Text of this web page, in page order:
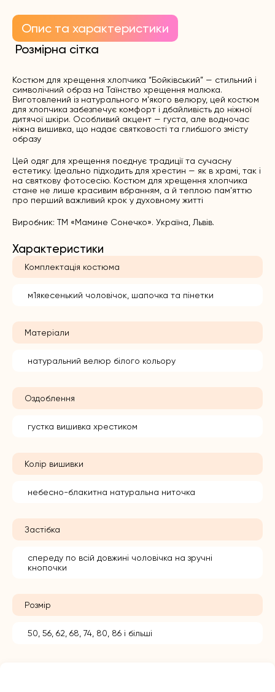
Опис та характеристики
Розмірна сітка
Костюм для хрещення хлопчика “Бойківський” — стильний і
символічний образ на Таїнство хрещення малюка.
Виготовлений із натурального м’якого велюру, цей костюм
для хлопчика забезпечує комфорт і дбайливість до ніжної
дитячої шкіри. Особливий акцент — густа, але водночас
ніжна вишивка, що надає святковості та глибшого змісту
образу
Цей одяг для хрещення поєднує традиції та сучасну
естетику. Ідеально підходить для хрестин — як в храмі, так і
на святкову фотосесію. Костюм для хрещення хлопчика
стане не лише красивим вбранням, а й теплою пам’яттю
про перший важливий крок у духовному житті
Виробник: ТМ «Мамине Сонечко». Україна, Львів.
Характеристики
Комплектація костюма
м1якесенький чоловічок, шапочка та пінетки
Матеріали
натуральний велюр білого кольору
Оздоблення
густка вишивка хрестиком
Колір вишивки
небесно-блакитна натуральна ниточка
Застібка
спереду по всій довжині чоловічка на зручні
кнопочки
Розмір
50, 56, 62, 68, 74, 80, 86 і більші